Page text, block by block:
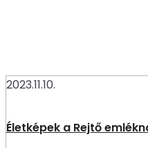
2023.11.10.
Életképek a Rejtő